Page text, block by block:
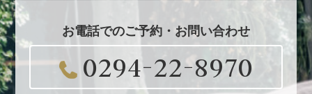
お電話でのご予約・お問い合わせ
0294-22-8970